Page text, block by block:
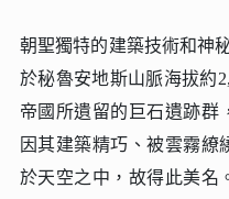
朝聖獨特的建築技術和神
於秘魯安地斯山脈海拔約
帝國 所遺留的巨石遺跡群
因其建築精巧、被雲霧繚
於天空之中，故得此美名